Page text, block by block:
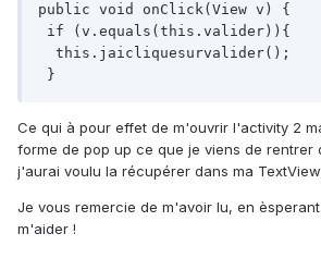
public void onClick(View v) {
Ce qui à pour effet de m'ouvrir l'activity 2
forme de pop up ce que je viens de rentrer
j'aurai voulu la récupérer dans ma TextView
Je vous remercie de m'avoir lu, en
m'aider !